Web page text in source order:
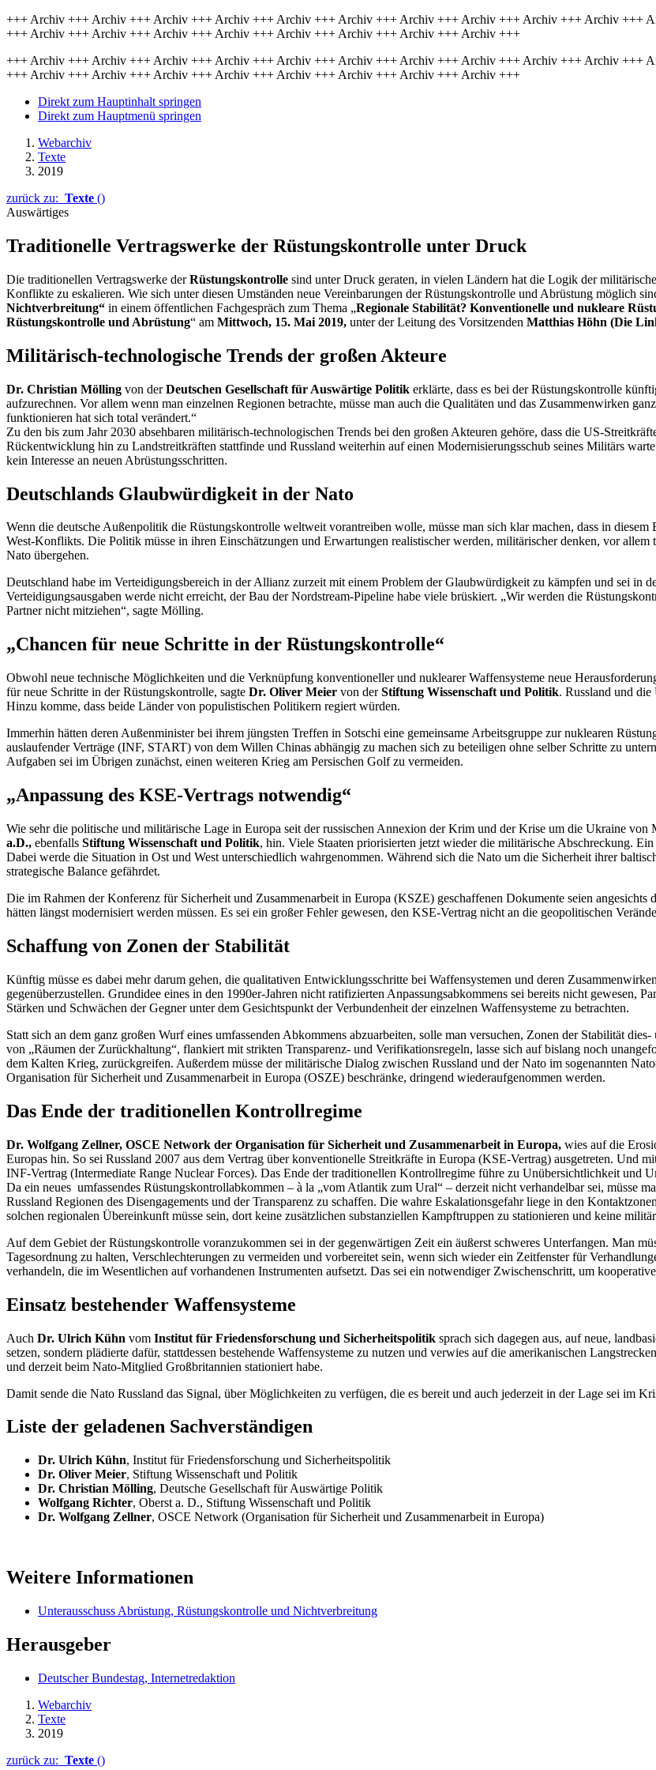
+++ Archiv +++ Archiv +++ Archiv +++ Archiv +++ Archiv +++ Archiv +++ Archiv +++ Archiv +++ Archiv +++ Archiv +++
+++ Archiv +++ Archiv +++ Archiv +++ Archiv +++ Archiv +++ Archiv +++ Archiv +++ Archiv +++
+++ Archiv +++ Archiv +++ Archiv +++ Archiv +++ Archiv +++ Archiv +++ Archiv +++ Archiv +++ Archiv +++ Archiv +++
+++ Archiv +++ Archiv +++ Archiv +++ Archiv +++ Archiv +++ Archiv +++ Archiv +++ Archiv +++
Direkt zum Hauptinhalt springen
Direkt zum Hauptmenü springen
Webarchiv
Texte
2019
zurück zu: Texte ()
Auswärtiges
Traditionelle Vertrags­werke der Rüstungs­kontrolle unter Druck
Die traditionellen Vertragswerke derRüstungskontrolle sind unter Druck geraten, in vielen Ländern hat die Logik der
Konflikte zu eskalieren. Wie sich unter diesen Umständen neue Vereinbarungen der Rüstungskontrolle und Abrüstung möglich
Nichtverbreitung“ in einem öffentlichen Fachgespräch zum Thema „Regionale Stabilität? Konventionelle und nukleare
Rüstungskontrolle und Abrüstung“ am Mittwoch, 15. Mai 2019, unter der Leitung des Vorsitzenden Matthias Höhn (Die
Militärisch-technologische Trends der großen Akteure
Dr. Christian Mölling von derDeutschen Gesellschaft für Auswärtige Politik erklärte, dass es bei der Rüstungskontrolle
aufzurechnen. Vor allem wenn man einzelnen Regionen betrachte, müsse man auch die Qualitäten und das Zusammenwirken
funktionieren hat sich total verändert.“
Zu den bis zum Jahr 2030 absehbaren militärisch-technologischen Trends bei den großen Akteuren gehöre, dass die US-
Rückentwicklung hin zu Landstreitkräften stattfinde und Russland weiterhin auf einen Modernisierungsschub seines Militärs
kein Interesse an neuen Abrüstungsschritten.
Deutschlands Glaubwürdigkeit in der Nato
Wenn die deutsche Außenpolitik die Rüstungskontrolle weltweit vorantreiben wolle, müsse man sich klar machen, dass in
West-Konflikts. Die Politik müsse in ihren Einschätzungen und Erwartungen realistischer werden, militärischer denken, vor
Nato übergehen.
Deutschland habe im Verteidigungsbereich in der Allianz zurzeit mit einem Problem der Glaubwürdigkeit zu kämpfen und sei in
Verteidigungsausgaben werde nicht erreicht, der Bau derNordstream-Pipeline habe viele brüskiert. „Wir werden die
Partner nicht mitziehen“, sagte Mölling.
„Chancen für neue Schritte in der Rüstungskontrolle“
Obwohl neue technische Möglichkeiten und die Verknüpfung konventioneller und nuklearer Waffensysteme neue
für neue Schritte in der Rüstungskontrolle, sagte Dr. Oliver Meier von derStiftung Wissenschaft und Politik. Russland und
Hinzu komme, dass beide Länder von populistischen Politikern regiert würden.
Immerhin hätten deren Außenminister bei ihrem jüngsten Treffen in Sotschi eine gemeinsame Arbeitsgruppe zur nuklearen
auslaufender Verträge (INF, START) von dem Willen Chinas abhängig zu machen sich zu beteiligen ohne selber Schritte zu
Aufgaben sei im Übrigen zunächst, einen weiteren Krieg am Persischen Golf zu vermeiden.
„Anpassung des KSE-Vertrags notwendig“
Wie sehr die politische und militärische Lage in Europa seit der russischen Annexion der Krim und der Krise um die Ukraine von
a.D., ebenfalls Stiftung Wissenschaft und Politik, hin. Viele Staaten priorisierten jetzt wieder die militärische Abschreckung.
Dabei werde die Situation in Ost und West unterschiedlich wahrgenommen. Während sich die Nato um die Sicherheit ihrer
strategische Balance gefährdet.
Die im Rahmen der Konferenz für Sicherheit und Zusammenarbeit in Europa (KSZE) geschaffenen Dokumente seien
hätten längst modernisiert werden müssen. Es sei ein großer Fehler gewesen, den KSE-Vertrag nicht an die geopolitischen
Schaffung von Zonen der Stabilität
Künftig müsse es dabei mehr darum gehen, die qualitativen Entwicklungsschritte bei Waffensystemen und deren
gegenüberzustellen. Grundidee eines in den 1990er-Jahren nicht ratifizierten Anpassungsabkommens sei bereits nicht gewesen,
Stärken und Schwächen der Gegner unter dem Gesichtspunkt der Verbundenheit der einzelnen Waffensysteme zu betrachten.
Statt sich an dem ganz großen Wurf eines umfassenden Abkommens abzuarbeiten, solle man versuchen, Zonen der Stabilität
von „Räumen der Zurückhaltung“, flankiert mit strikten Transparenz- und Verifikationsregeln, lasse sich auf bislang noch
dem Kalten Krieg, zurückgreifen. Außerdem müsse der militärische Dialog zwischen Russland und der Nato im sogenannten
Organisation für Sicherheit und Zusammenarbeit in Europa (OSZE) beschränke, dringend wiederaufgenommen werden.
Das Ende der traditionellen Kontrollregime
Dr. Wolfgang Zellner, OSCE Network der Organisation für Sicherheit und Zusammenarbeit in Europa, wies auf die
Europas hin. So sei Russland 2007 aus dem Vertrag über konventionelle Streitkräfte in Europa (KSE-Vertrag) ausgetreten. Und
INF-Vertrag (Intermediate Range Nuclear Forces). Das Ende der traditionellen Kontrollregime führe zu Unübersichtlichkeit und
Da ein neues umfassendes Rüstungskontrollabkommen – à la „vom Atlantik zum Ural“ – derzeit nicht verhandelbar sei, müsse
Russland Regionen des Disengagements und der Transparenz zu schaffen. Die wahre Eskalationsgefahr liege in den
solchen regionalen Übereinkunft müsse sein, dort keine zusätzlichen substanziellen Kampftruppen zu stationieren und keine
Auf dem Gebiet der Rüstungskontrolle voranzukommen sei in der gegenwärtigen Zeit ein äußerst schweres Unterfangen. Man
Tagesordnung zu halten, Verschlechterungen zu vermeiden und vorbereitet sein, wenn sich wieder ein Zeitfenster für
verhandeln, die im Wesentlichen auf vorhandenen Instrumenten aufsetzt. Das sei ein notwendiger Zwischenschritt, um
Einsatz bestehender Waffensysteme
Auch Dr. Ulrich Kühn vom Institut für Friedensforschung und Sicherheitspolitik sprach sich dagegen aus, auf neue,
setzen, sondern plädierte dafür, stattdessen bestehende Waffensysteme zu nutzen und verwies auf die amerikanischen
und derzeit beim Nato-Mitglied Großbritannien stationiert habe.
Damit sende die Nato Russland das Signal, über Möglichkeiten zu verfügen, die es bereit und auch jederzeit in der Lage sei im
Liste der geladenen Sachverständigen
Dr. Ulrich Kühn, Institut für Friedensforschung und Sicherheitspolitik
Dr. Oliver Meier, Stiftung Wissenschaft und Politik
Dr. Christian Mölling, Deutsche Gesellschaft für Auswärtige Politik
Wolfgang Richter, Oberst a. D., Stiftung Wissenschaft und Politik
Dr. Wolfgang Zellner, OSCE Network (Organisation für Sicherheit und Zusammenarbeit in Europa)
Weitere Informationen
Unterausschuss Abrüstung, Rüstungskontrolle und Nichtverbreitung
Herausgeber
Deutscher Bundestag, Internetredaktion
Webarchiv
Texte
2019
zurück zu: Texte ()